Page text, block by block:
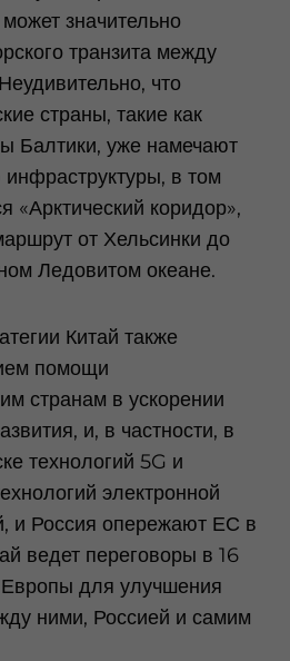
значительно
транзита между
что
страны, такие как
Балтики, уже намечают
в том
«Арктический коридор»,
от Хельсинки до
Ледовитом океане.
Китай также
помощи
странам в ускорении
и, в частности, в
технологий 5G и
электронной
и Россия опережают ЕС в
ведет переговоры в 16
Европы для улучшения
ними, Россией и самим